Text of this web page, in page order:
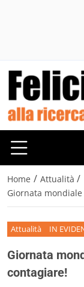
Home / Attualità /
Giornata
Attualità IN
Giornata
contagiare!